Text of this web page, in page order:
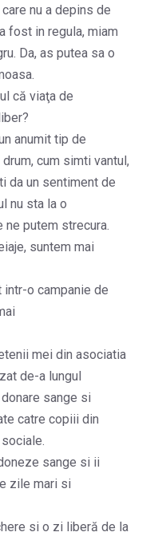
nu a depins de
fost in regula, miam
Da, as putea sa o
că viaţa de
anumit tip de
cum simti vantul,
da un sentiment de
nu sta la o
ne putem strecura.
suntem mai
o campanie de
mei din asociatia
de-a lungul
sange si
catre copiii din
sange si ii
zile mari si
si o zi liberă de la